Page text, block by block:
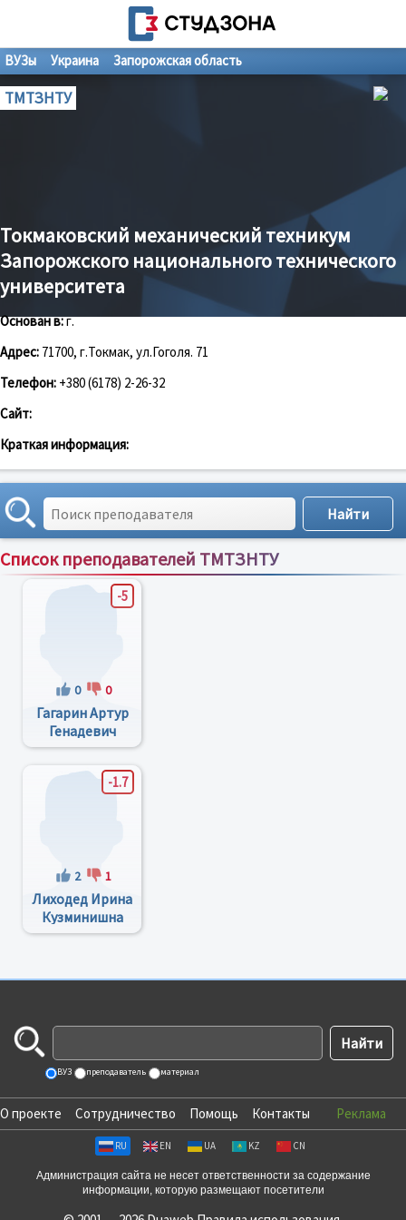
ВУЗы Украина Запорожская область
ТМТЗНТУ
Токмаковский механический техникум
Запорожского национального технического
университета
Основан в:г.
Адрес: 71700, г.Токмак, ул.Гоголя. 71
Телефон: +380 (6178) 2-26-32
Сайт:
Краткая информация:
Список преподавателей ТМТЗНТУ
Сортировка по:имени;рейтингу;отзывам
-5
0 0
Гагарин Артур
Генадевич
-1.7
2 1
Лиходед Ирина
Кузминишна
ВУЗ преподаватель материал
О проекте Сотрудничество Помощь Контакты Реклама
RU EN UA KZ CN
Администрация сайта не несет ответственности за содержание
информации, которую размещают посетители